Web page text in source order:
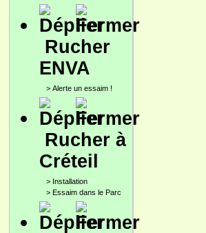
Rucher
ENVA
> Alerte un essaim !
Rucher à
Créteil
> Installation
> Essaim dans le Parc